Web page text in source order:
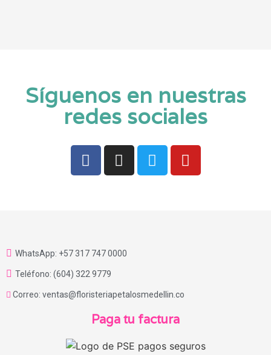
Síguenos en nuestras
redes sociales
WhatsApp: +57 317 747 0000
Teléfono: (604) 322 9779
Correo: ventas@floristeriapetalosmedellin.co
Paga tu factura